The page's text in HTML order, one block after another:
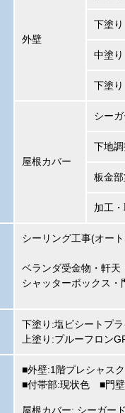
外壁
下塗り
中塗り
下塗り
屋根カバー
シー
下地
板金
加工
シーリング工事(オー
ベランダ受金物・軒天
シャッターボックス・
下塗り:塩ビシートプ
上塗り:プルーフロン
■外壁:1階プレシャ
■付帯部:現状色 ■門壁
屋根カバー: シーガー